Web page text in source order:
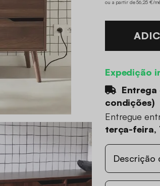
ou a partir de 56,25 €/
Expedição
condições)
Entregue
terça-feira,
Descrição